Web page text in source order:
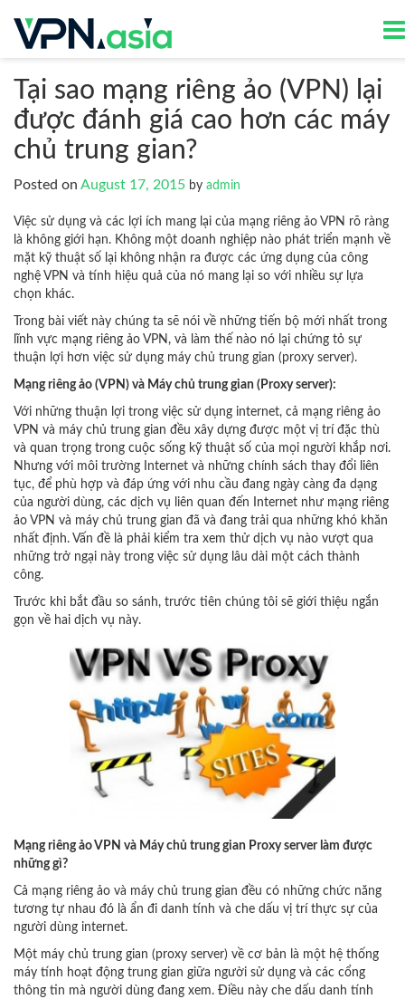
Tại sao mạng riêng ảo (VPN) lại
được đánh giá cao hơn các máy
chủ trung gian?
Posted on August 17, 2015 by admin
Việc sử dụng và các lợi ích mang lại của mạng riêng ảo VPN rõ ràng
là không giới hạn. Không một doanh nghiệp nào phát triển mạnh về
mặt kỹ thuật số lại không nhận ra được các ứng dụng của công
nghệ VPN và tính hiệu quả của nó mang lại so với nhiều sự lựa
chọn khác.
Trong bài viết này chúng ta sẽ nói về những tiến bộ mới nhất trong
lĩnh vực mạng riêng ảo VPN, và làm thế nào nó lại chứng tỏ sự
thuận lợi hơn việc sử dụng máy chủ trung gian (proxy server).
Mạng riêng ảo (VPN) và Máy chủ trung gian (Proxy server):
Với những thuận lợi trong việc sử dụng internet, cả mạng riêng ảo
VPN và máy chủ trung gian đều xây dựng được một vị trí đặc thù
và quan trọng trong cuộc sống kỹ thuật số của mọi người khắp nơi.
Nhưng với môi trường Internet và những chính sách thay đổi liên
tục, để phù hợp và đáp ứng với nhu cầu đang ngày càng đa dạng
của người dùng, các dịch vụ liên quan đến Internet như mạng riêng
ảo VPN và máy chủ trung gian đã và đang trải qua những khó khăn
nhất định. Vấn đề là phải kiểm tra xem thử dịch vụ nào vượt qua
những trở ngại này trong việc sử dụng lâu dài một cách thành
công.
Trước khi bắt đầu so sánh, trước tiên chúng tôi sẽ giới thiệu ngắn
gọn về hai dịch vụ này.
Mạng riêng ảo VPN và Máy chủ trung gian Proxy server làm được
những gì?
Cả mạng riêng ảo và máy chủ trung gian đều có những chức năng
tương tự nhau đó là ẩn đi danh tính và che dấu vị trí thực sự của
người dùng internet.
Một máy chủ trung gian (proxy server) về cơ bản là một hệ thống
máy tính hoạt động trung gian giữa người sử dụng và các cổng
thông tin mà người dùng đang xem. Điều này che dấu danh tính